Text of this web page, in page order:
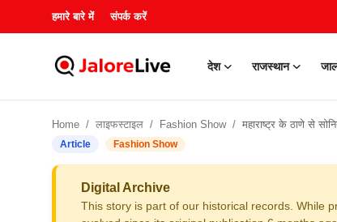
हमारे बारे में संपर्क करें
देश राजस्थान
Home लाइफस्टाइल Fashion Show महाराष्ट्र के ठाणे से सोनिया फर्नाडिस को मिला
Article Fashion Show
Digital Archive
This story is part of our historical records. While